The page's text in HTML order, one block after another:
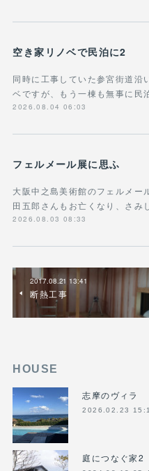
空き家リノベで民泊に2
同時に工事していた参宮街道沿
ベですが、もう一棟も無事に民
2026.08.04 06:03
フェルメール展に思ふ
大阪中之島美術館のフェルメー
田五郎さんもお亡くなり、さみ
2026.08.03 08:33
2017.08.21 13:41
断熱工事
HOUSE
志摩のヴィラ
2026.02.23
庭につなぐ家2